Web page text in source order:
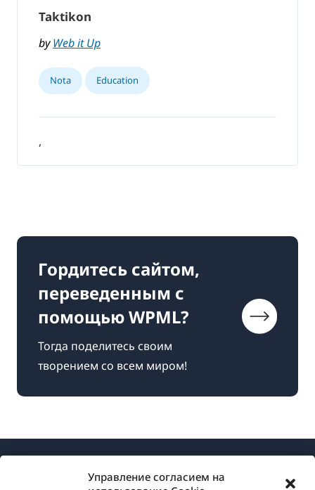
Управление согласием на
Taktikon
byWeb it Up
Nota Education
,
Гордитесь сайтом,
переведенным с
помощью WPML?
Тогда поделитесь своим
творением со всем миром!